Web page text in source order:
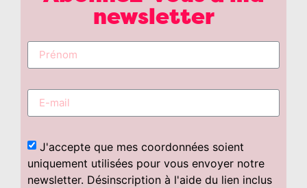
newsletter
J'accepte que mes coordonnées soient
uniquement utilisées pour vous envoyer notre
newsletter. Désinscription à l'aide du lien inclus